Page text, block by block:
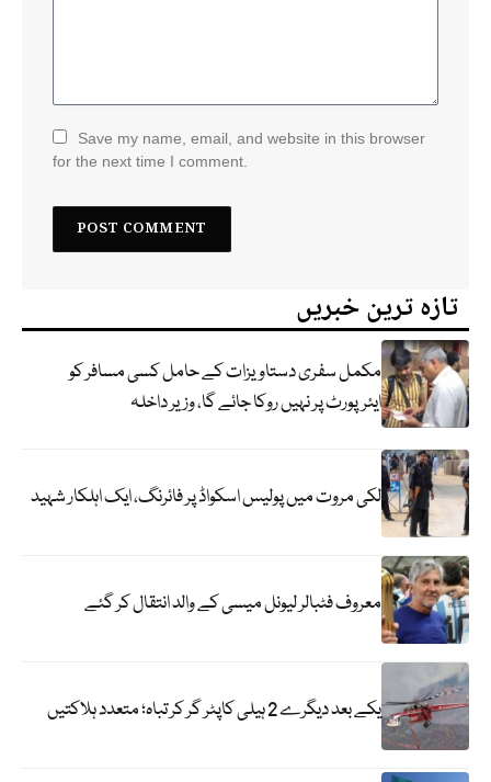
Save my name, email, and website in this browser
for the next time I comment.
تازہ ترین خبریں
مکمل سفری دستاویزات کے حامل کسی مسافر کو
ایئرپورٹ پر نہیں روکا جائے گا، وزیر داخلہ
لکی مروت میں پولیس اسکواڈ پر فائرنگ، ایک اہلکار شہید
معروف فٹبالر لیونل میسی کے والد انتقال کر گئے
یکے بعد دیگرے 2 ہیلی کاپٹر گر کر تباہ؛ متعدد ہلاکتیں